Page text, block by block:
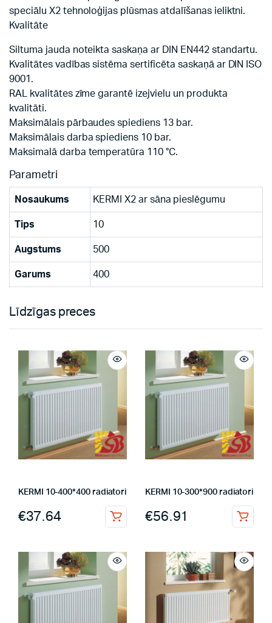
speciālu X2 tehnoloģijas plūsmas atdalīšanas ieliktni.
Kvalitāte
Siltuma jauda noteikta saskaņa ar DIN EN442 standartu.
Kvalitātes vadības sistēma sertificēta saskaņā ar DIN ISO
9001.
RAL kvalitātes zīme garantē izejvielu un produkta
kvalitāti.
Maksimālais pārbaudes spiediens 13 bar.
Maksimālais darba spiediens 10 bar.
Maksimalā darba temperatūra 110 °C.
Parametri
Nosaukums KERMI X2 ar sāna pieslēgumu
Tips 10
Augstums 500
Garums 400
Līdzīgas preces
KERMI 10-400*400 radiatori
€37.64
KERMI 10-300*900 radiatori
€56.91